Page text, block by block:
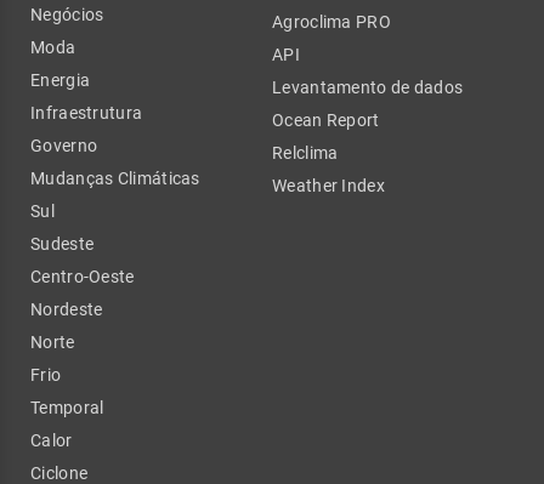
Negócios
Moda
Energia
Infraestrutura
Governo
Mudanças Climáticas
Sul
Sudeste
Centro-Oeste
Nordeste
Norte
Frio
Temporal
Calor
Ciclone
Agroclima PRO
API
Levantamento de dados
Ocean Report
Relclima
Weather Index